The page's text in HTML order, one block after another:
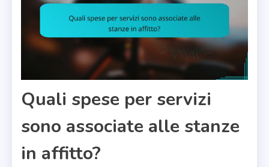
Quali spese per servizi
sono associate alle stanze
in affitto?